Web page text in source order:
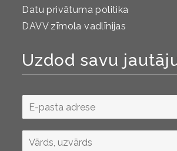
Datu privātuma politika
DAVV zīmola vadlīnijas
Uzdod savu